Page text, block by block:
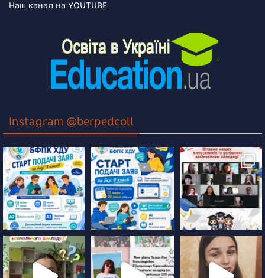
Наш канал на YOUTUBE
Instagram @berpedcoll